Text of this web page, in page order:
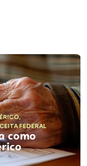
,
FEDERAL
como